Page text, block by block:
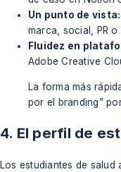
Un punto de vista:
marca, social, PR o
Fluidez en
Adobe Creative
La forma más
por el branding”
4. El perfil de
Los estudiantes de